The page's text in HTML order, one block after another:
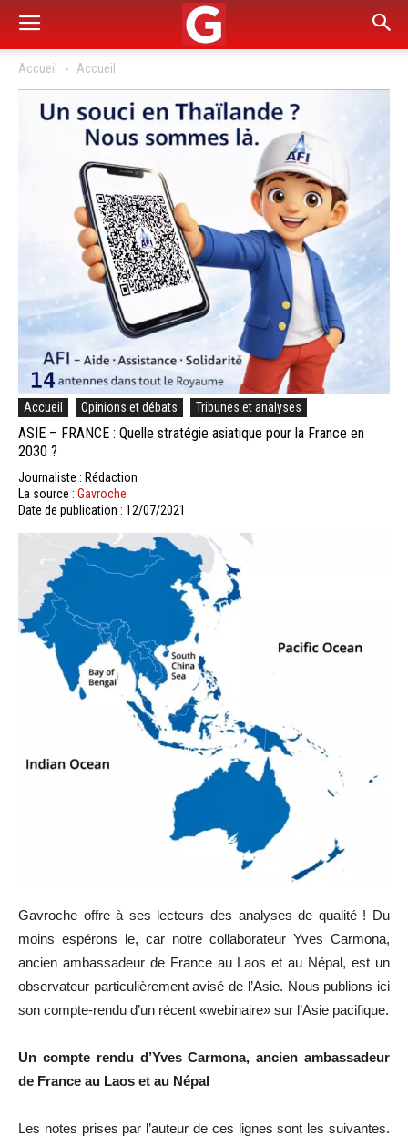
Accueil Accueil
Accueil Opinions et débats Tribunes et analyses
ASIE – FRANCE : Quelle stratégie asiatique pour la France en
2030 ?
Journaliste : Rédaction
La source : Gavroche
Date de publication : 12/07/2021
Gavroche offre à ses lecteurs des analyses de qualité ! Du
moins espérons le, car notre collaborateur Yves Carmona,
ancien ambassadeur de France au Laos et au Népal, est un
observateur particulièrement avisé de l’Asie. Nous publions ici
son compte-rendu d’un récent «webinaire» sur l’Asie pacifique.
Un compte rendu d’Yves Carmona, ancien ambassadeur
de France au Laos et au Népal
Les notes prises par l’auteur de ces lignes sont les suivantes.